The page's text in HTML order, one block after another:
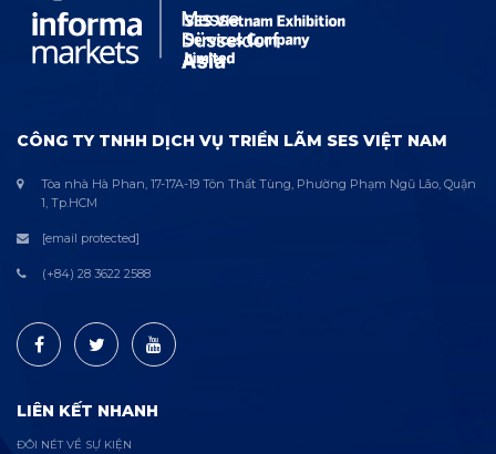
CÔNG TY TNHH DỊCH VỤ TRIỂN LÃM SES VIỆT NAM
Tòa nhà Hà Phan, 17-17A-19 Tôn Thất Tùng, Phường Phạm Ngũ Lão, Quận
1, Tp.HCM
[email protected]
(+84) 28 3622 2588
LIÊN KẾT NHANH
ĐÔI NÉT VỀ SỰ KIỆN